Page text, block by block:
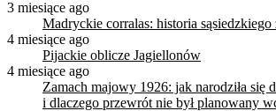
3 miesiące ago
Madryckie corralas: historia
4 miesiące ago
Pijackie oblicze Jagiellonów
4 miesiące ago
Zamach majowy 1926: jak narodziła się
i dlaczego przewrót nie był planowany